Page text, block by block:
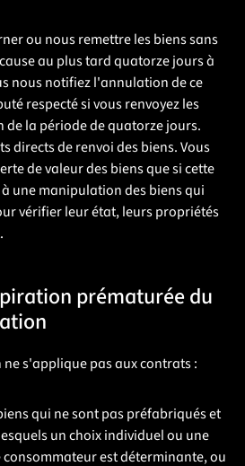
ou nous remettre les biens sans
au plus tard quatorze jours à
nous notifiez l'annulation de ce
respecté si vous renvoyez les
la période de quatorze jours.
directs de renvoi des biens. Vous
de valeur des biens que si cette
une manipulation des biens qui
vérifier leur état, leurs propriétés
prématurée du
s'applique pas aux contrats :
qui ne sont pas préfabriqués et
un choix individuel ou une
est déterminante, ou